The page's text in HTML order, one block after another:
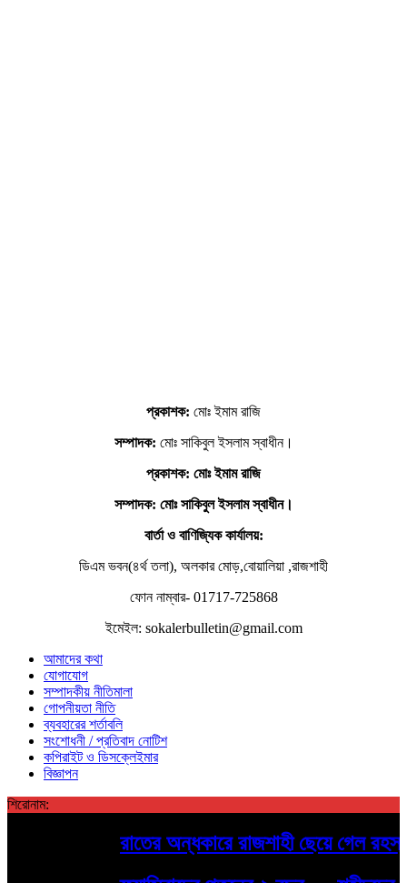
প্রকাশক: মোঃ ইমাম রাজি
সম্পাদক: মোঃ সাকিবুল ইসলাম স্বাধীন।
প্রকাশক: মোঃ ইমাম রাজি
সম্পাদক: মোঃ সাকিবুল ইসলাম স্বাধীন।
বার্তা ও বাণিজ্যিক কার্যালয়:
ডিএম ভবন(৪র্থ তলা), অলকার মোড়,বোয়ালিয়া ,রাজশাহী
ফোন নাম্বার- 01717-725868
ইমেইল: sokalerbulletin@gmail.com
আমাদের কথা
যোগাযোগ
সম্পাদকীয় নীতিমালা
গোপনীয়তা নীতি
ব্যবহারের শর্তাবলি
সংশোধনী / প্রতিবাদ নোটিশ
কপিরাইট ও ডিসক্লেইমার
বিজ্ঞাপন
শিরোনাম:
রাতের অন্ধকারে রাজশাহী ছেয়ে গেল